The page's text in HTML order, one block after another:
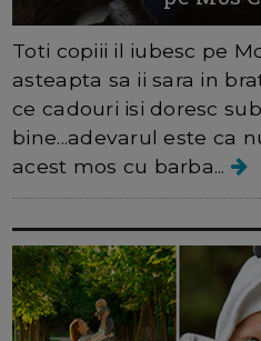
Toti copiii il iubesc pe
asteapta sa ii sara in
ce cadouri isi doresc
bine...adevarul este ca
acest mos cu barba...